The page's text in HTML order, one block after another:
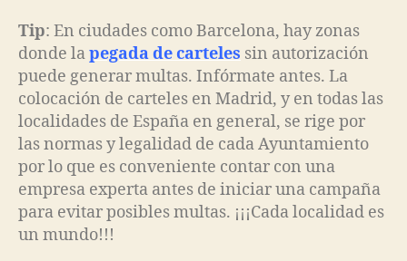
Tip: En ciudades como Barcelona, hay zonas
donde lapegada de carteles sin autorización
puede generar multas. Infórmate antes. La
colocación de carteles en Madrid, y en todas las
localidades de España en general, se rige por
las normas y legalidad de cada Ayuntamiento
por lo que es conveniente contar con una
empresa experta antes de iniciar una campaña
para evitar posibles multas. ¡¡¡Cada localidad es
un mundo!!!